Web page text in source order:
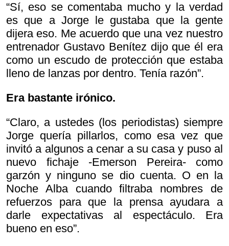
“Sí, eso se comentaba mucho y la verdad
es que a Jorge le gustaba que la gente
dijera eso. Me acuerdo que una vez nuestro
entrenador Gustavo Benítez dijo que él era
como un escudo de protección que estaba
lleno de lanzas por dentro. Tenía razón”.
Era bastante irónico.
“Claro, a ustedes (los periodistas) siempre
Jorge quería pillarlos, como esa vez que
invitó a algunos a cenar a su casa y puso al
nuevo fichaje -Emerson Pereira- como
garzón y ninguno se dio cuenta. O en la
Noche Alba cuando filtraba nombres de
refuerzos para que la prensa ayudara a
darle expectativas al espectáculo. Era
bueno en eso”.